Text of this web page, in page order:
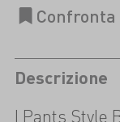
Descrizione
I Pants Style